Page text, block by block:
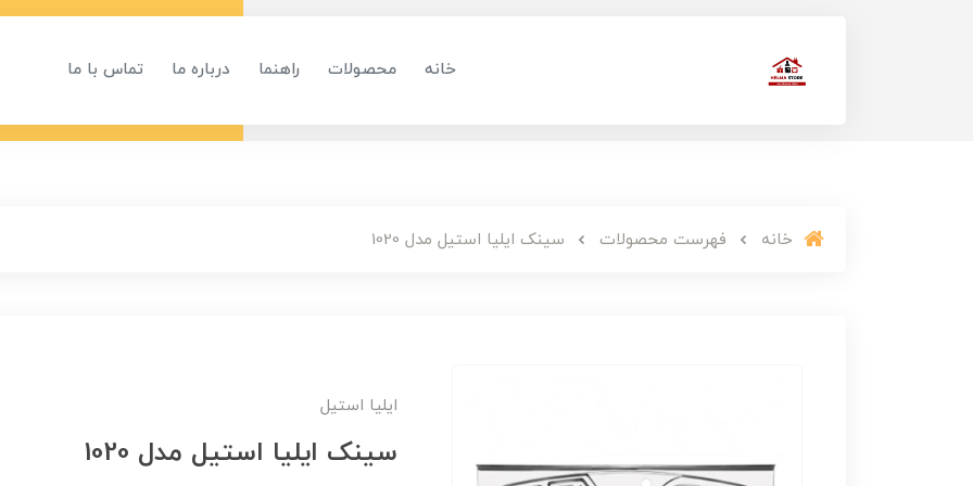
خانه محصولات راهنما درباره ما تماس با ما
خانه فهرست محصولات سینک ایلیا استیل مدل 1020
ایلیا استیل
سینک ایلیا استیل مدل 1020